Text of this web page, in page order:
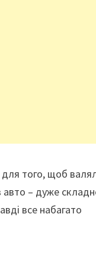
для того, щоб
авто – дуже
все набагато